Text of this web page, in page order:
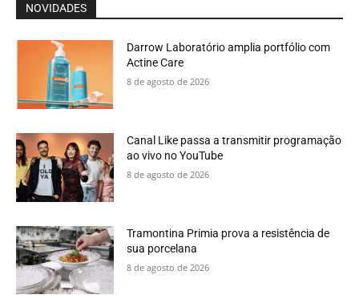
NOVIDADES
Darrow Laboratório amplia portfólio com
Actine Care
8 de agosto de 2026
Canal Like passa a transmitir programação
ao vivo no YouTube
8 de agosto de 2026
Tramontina Primia prova a resistência de
sua porcelana
8 de agosto de 2026